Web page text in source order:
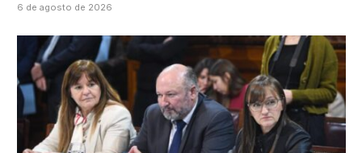
6 de agosto de 2026